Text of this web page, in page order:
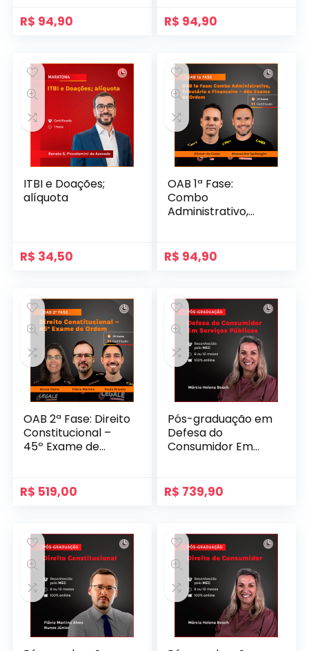
R$ 94,90 R$ 94,90
ITBI e Doações;
alíquota
R$ 34,50
OAB 1ª Fase:
Combo
Administrativo,
Exame de Ordem​
R$ 94,90
OAB 2ª Fase: Direito
Constitucional –
45º Exame de
R$ 519,00
Pós-graduação em
Defesa do
Consumidor Em
R$ 739,90